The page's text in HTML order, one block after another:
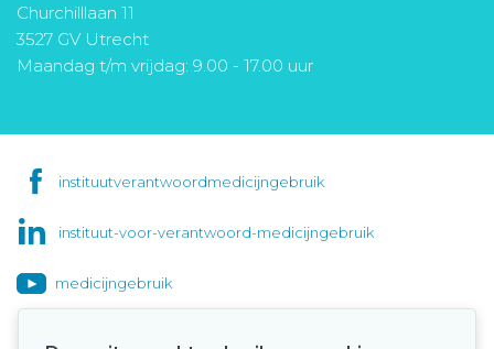
Churchilllaan 11
3527 GV Utrecht
Maandag t/m vrijdag: 9.00 - 17.00 uur
instituutverantwoordmedicijngebruik
instituut-voor-verantwoord-medicijngebruik
medicijngebruik